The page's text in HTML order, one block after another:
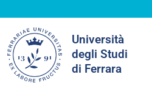
Università
degli Studi
di Ferrara
nel
sito